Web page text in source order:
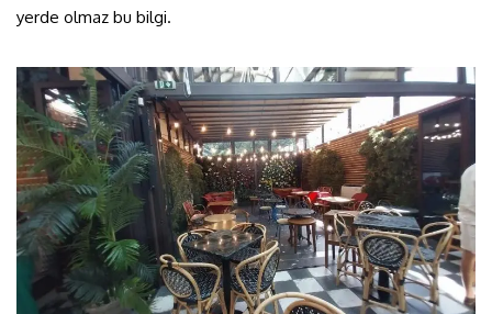
yerde olmaz bu bilgi.